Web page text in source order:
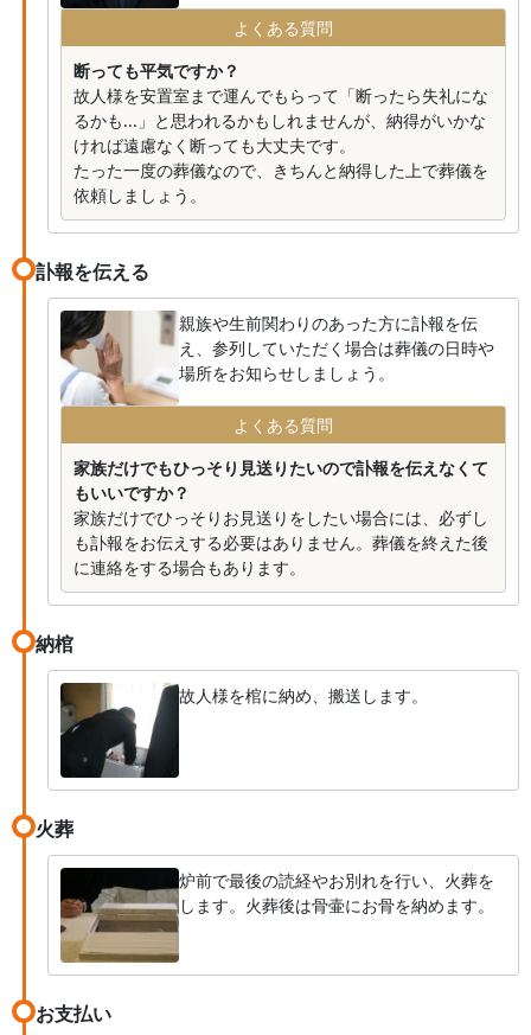
よくある質問
断っても平気ですか？
故人様を安置室まで運んでもらって「断ったら失礼にな
るかも...」と思われるかもしれませんが、納得がいかな
ければ遠慮なく断っても大丈夫です。
たった一度の葬儀なので、きちんと納得した上で葬儀を
依頼しましょう。
訃報を伝える
親族や生前関わりのあった方に訃報を伝
え、参列していただく場合は葬儀の日時や
場所をお知らせしましょう。
よくある質問
家族だけでもひっそり見送りたいので訃報を伝えなくて
もいいですか？
家族だけでひっそりお見送りをしたい場合には、必ずし
も訃報をお伝えする必要はありません。葬儀を終えた後
に連絡をする場合もあります。
納棺
故人様を棺に納め、搬送します。
火葬
炉前で最後の読経やお別れを行い、火葬を
します。火葬後は骨壷にお骨を納めます。
お支払い